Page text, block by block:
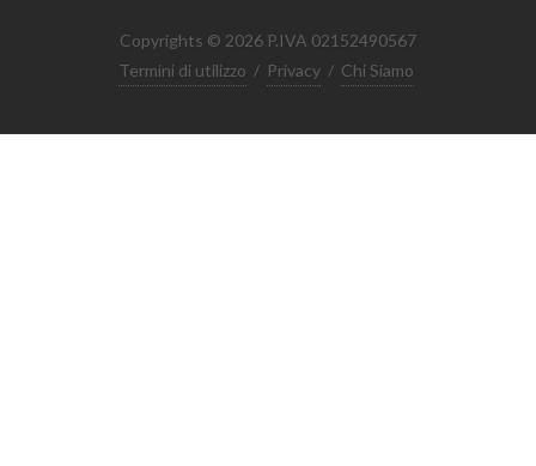
Copyrights © 2026 P.IVA 02152490567
Termini di utilizzo / Privacy / Chi Siamo